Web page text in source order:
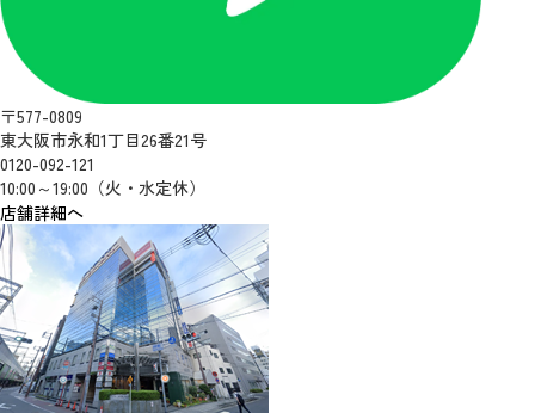
〒577-0809
東大阪市永和1丁目26番21号
0120-092-121
10:00～19:00（火・水定休）
店舗詳細へ